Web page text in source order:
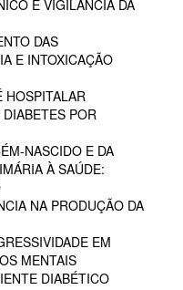
E VIGILÂNCIA DA
DAS
E INTOXICAÇÃO
HOSPITALAR
POR
NASCIDO E DA
À SAÚDE:
NA PRODUÇÃO DA
EM
MENTAIS
DIABÉTICO